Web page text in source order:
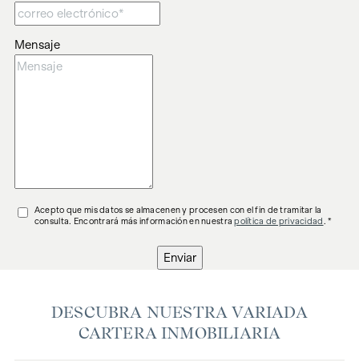
Mensaje
Acepto que mis datos se almacenen y procesen con el fin de tramitar la
consulta. Encontrará más información en nuestrapolítica de privacidad . *
Enviar
DESCUBRA NUESTRA VARIADA
CARTERA INMOBILIARIA